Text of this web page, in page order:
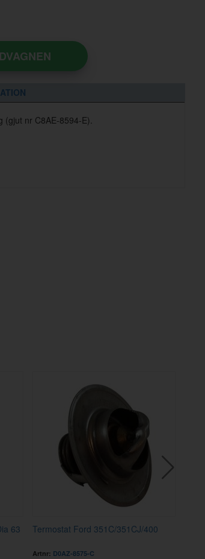
(gjut nr C8AE-8594-E).
63
Termostat Ford 351C/351CJ/400
Artnr: D0AZ-8575-C